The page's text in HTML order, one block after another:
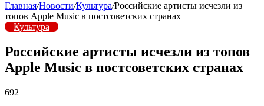
Главная/Новости/Культура/Российские артисты исчезли из
топов Apple Music в постсоветских странах
Культура
Российские артисты исчезли из топов
Apple Music в постсоветских странах
692